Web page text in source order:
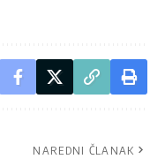
NAREDNI ČLANAK